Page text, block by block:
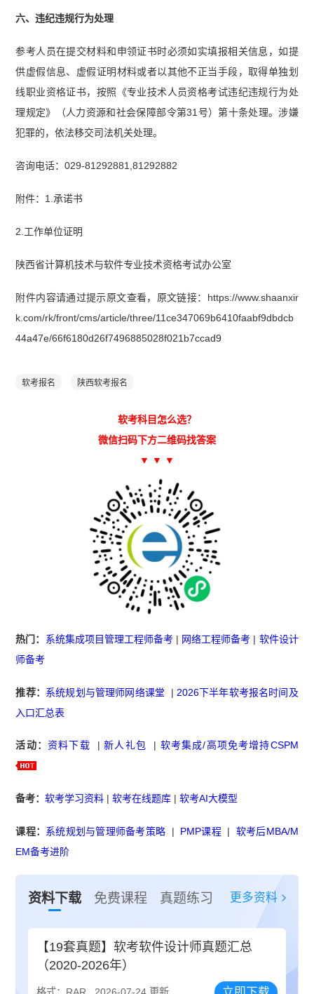
六、违纪违规行为处理
参考人员在提交材料和申领证书时必须如实填报相关信息，如提
供虚假信息、虚假证明材料或者以其他不正当手段，取得单独划
线职业资格证书，按照《专业技术人员资格考试违纪违规行为处
理规定》（人力资源和社会保障部令第31号）第十条处理。涉嫌
犯罪的，依法移交司法机关处理。
咨询电话：029-81292881,81292882
附件：1.承诺书
2.工作单位证明
陕西省计算机技术与软件专业技术资格考试办公室
附件内容请通过提示原文查看，原文链接：https://www.shaanxir
k.com/rk/front/cms/article/three/11ce347069b6410faabf9dbdcb
44a47e/66f6180d26f7496885028f021b7ccad9
软考报名 陕西软考报名
软考科目怎么选？
微信扫码下方二维码找答案
▼ ▼ ▼
热门： 系统集成项目管理工程师备考 | 网络工程师备考 | 软件设计
师备考
推荐： 系统规划与管理师网络课堂 | 2026下半年软考报名时间及
入口汇总表
活动： 资料下载 |新人礼包 | 软考集成/高项免考增持CSPM
备考：软考学习资料 |软考在线题库 |软考AI大模型
课程： 系统规划与管理师备考策略 | PMP课程| 软考后MBA/M
EM备考进阶
资料下载 免费课程 真题练习 更多资料
【19套真题】软考软件设计师真题汇总
（2020-2026年）